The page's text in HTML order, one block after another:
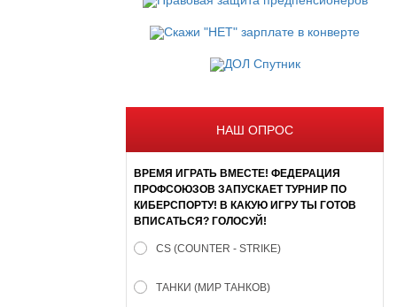
НАШ ОПРОС
ВРЕМЯ ИГРАТЬ ВМЕСТЕ! ФЕДЕРАЦИЯ
ПРОФСОЮЗОВ ЗАПУСКАЕТ ТУРНИР ПО
КИБЕРСПОРТУ! В КАКУЮ ИГРУ ТЫ ГОТОВ
ВПИСАТЬСЯ? ГОЛОСУЙ!
CS (COUNTER - STRIKE)
ТАНКИ (МИР ТАНКОВ)